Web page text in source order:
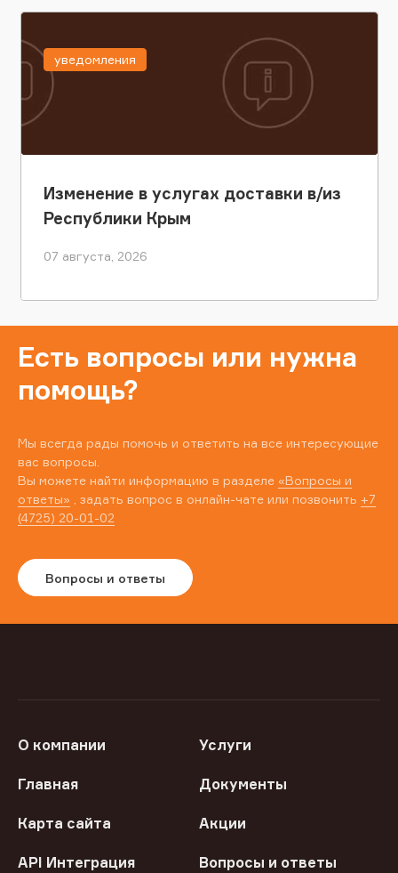
Изменение в услугах доставки в/из
Республики Крым
07 августа, 2026
уведомления
Есть вопросы или нужна
помощь?
Мы всегда рады помочь и ответить на все интересующие
вас вопросы.
Вы можете найти информацию в разделе «Вопросы и
ответы» , задать вопрос в онлайн-чате или позвонить +7
(4725) 20-01-02
Вопросы и ответы
О компании Услуги
Главная Документы
Карта сайта Акции
API Интеграция Вопросы и ответы